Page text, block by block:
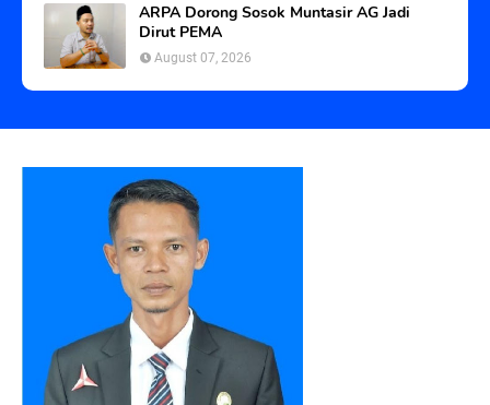
ARPA Dorong Sosok Muntasir AG Jadi
Dirut PEMA
August 07, 2026